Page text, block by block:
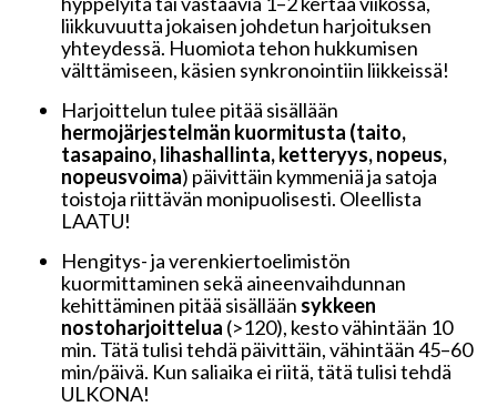
liikkuvuutta jokaisen johdetun harjoituksen
yhteydessä. Huomiota tehon hukkumisen
välttämiseen, käsien synkronointiin liikkeissä!
Harjoittelun tulee pitää sisällään
hermojärjestelmän kuormitusta (taito,
tasapaino, lihashallinta, ketteryys, nopeus,
nopeusvoima) päivittäin kymmeniä ja satoja
toistoja riittävän monipuolisesti. Oleellista
LAATU!
Hengitys- ja verenkiertoelimistön
kuormittaminen sekä aineenvaihdunnan
kehittäminen pitää sisällään sykkeen
nostoharjoittelua (>120), kesto vähintään 10
min. Tätä tulisi tehdä päivittäin, vähintään 45–60
min/päivä. Kun saliaika ei riitä, tätä tulisi tehdä
ULKONA!